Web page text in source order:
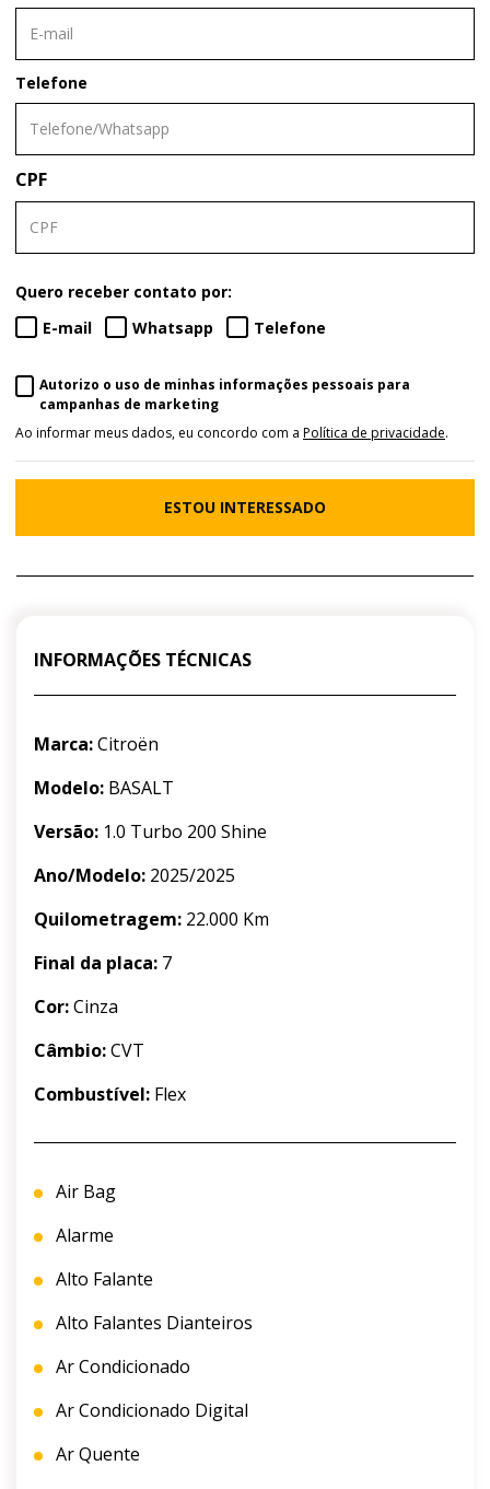
Telefone
CPF
Quero receber contato por:
E-mail
Whatsapp Telefone
Autorizo o uso de minhas informações pessoais para
campanhas de marketing
Ao informar meus dados, eu concordo com a Política de privacidade.
ESTOU INTERESSADO
INFORMAÇÕES TÉCNICAS
Marca:Citroën
Modelo: BASALT
Versão: 1.0 Turbo 200 Shine
Ano/Modelo: 2025/2025
Quilometragem: 22.000 Km
Final da placa: 7
Cor:Cinza
Câmbio:CVT
Combustível: Flex
Air Bag
Alarme
Alto Falante
Alto Falantes Dianteiros
Ar Condicionado
Ar Condicionado Digital
Ar Quente